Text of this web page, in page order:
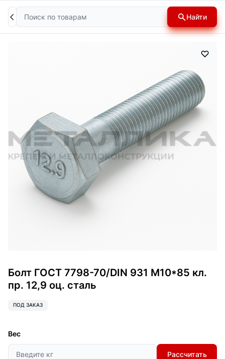
Поиск Найти
Болт ГОСТ 7798-70/DIN 931 М10*85 кл.
пр. 12,9 оц. сталь
ПОД ЗАКАЗ
Вес
Рассчитать